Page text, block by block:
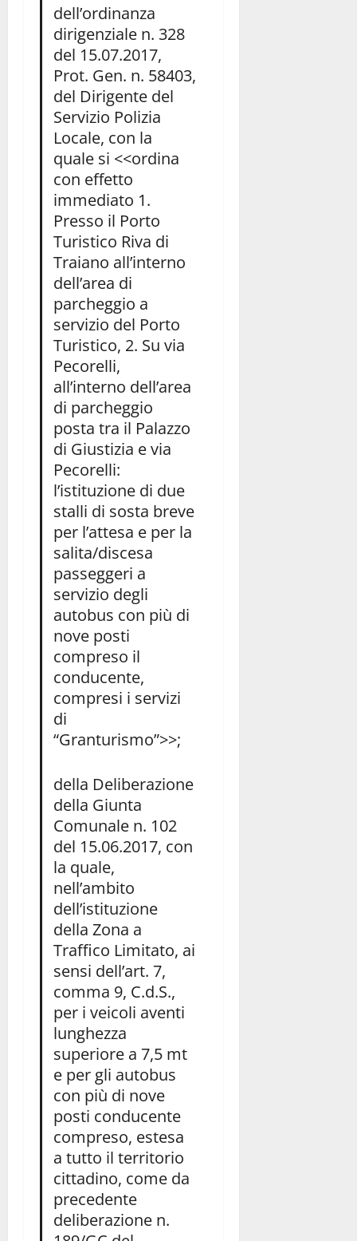
dell’ordinanza
dirigenziale n. 328
del 15.07.2017,
Prot. Gen. n. 58403,
del Dirigente del
Servizio Polizia
Locale, con la
quale si <<ordina
con effetto
immediato 1.
Presso il Porto
Turistico Riva di
Traiano all’interno
dell’area di
parcheggio a
servizio del Porto
Turistico, 2. Su via
Pecorelli,
all’interno dell’area
di parcheggio
posta tra il Palazzo
di Giustizia e via
Pecorelli:
l’istituzione di due
stalli di sosta breve
per l’attesa e per la
salita/discesa
passeggeri a
servizio degli
autobus con più di
nove posti
compreso il
conducente,
compresi i servizi
di
“Granturismo”>>;
della Deliberazione
della Giunta
Comunale n. 102
del 15.06.2017, con
la quale,
nell’ambito
dell’istituzione
della Zona a
Traffico Limitato, ai
sensi dell’art. 7,
comma 9, C.d.S.,
per i veicoli aventi
lunghezza
superiore a 7,5 mt
e per gli autobus
con più di nove
posti conducente
compreso, estesa
a tutto il territorio
cittadino, come da
precedente
deliberazione n.